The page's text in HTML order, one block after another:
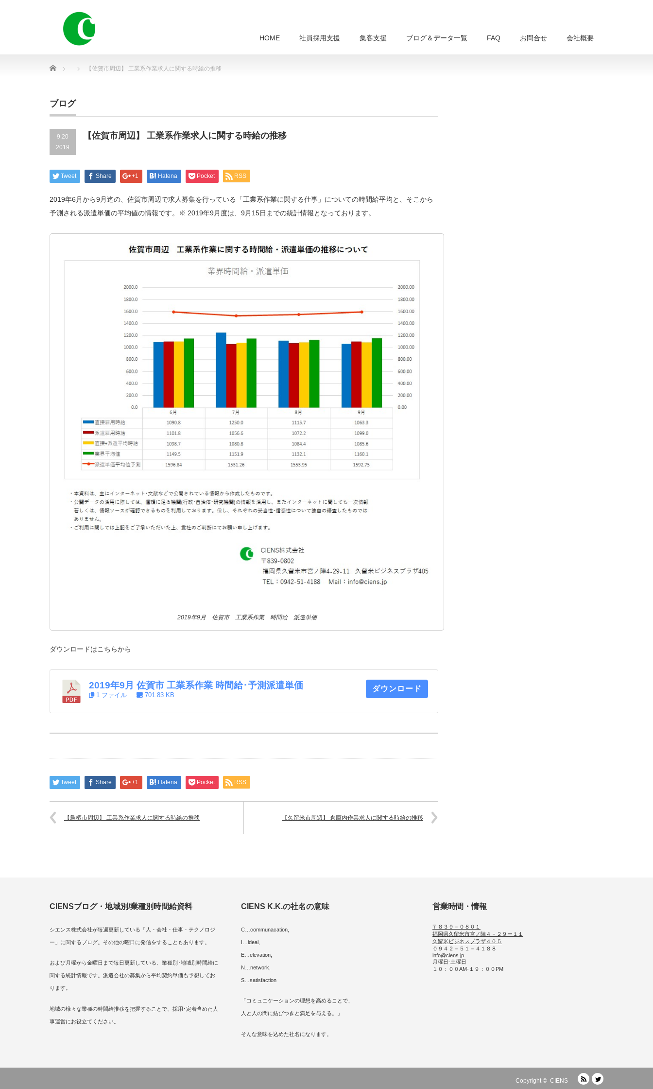
HOME 社員採用支援 集客支援 ブログ＆データ一覧 FAQ お問合せ 会社概要
Home 【佐賀市周辺】 工業系作業求人に関する時給の推移
ブログ
9.20
2019
【佐賀市周辺】 工業系作業求人に関する時給の推移
Tweet Share +1 Hatena Pocket RSS
2019年6月から9月迄の、佐賀市周辺で求人募集を行っている「工業系作業に関する仕事」についての時間給平均と、そこから
予測される派遣単価の平均値の情報です。※ 2019年9月度は、9月15日までの統計情報となっております。
2019年9月 佐賀市 工業系作業 時間給 派遣単価
ダウンロードはこちらから
2019年9月 佐賀市 工業系作業 時間給･予測派遣単価
1 ファイル 701.83 KB
ダウンロード
Tweet Share +1 Hatena Pocket RSS
【鳥栖市周辺】 工業系作業求人に関する時給の推移 【久留米市周辺】 倉庫内作業求人に関する時給の推移
CIENSブログ・地域別/業種別時間給資料
シエンス株式会社が毎週更新している「人・会社・仕事・テクノロジ
ー」に関するブログ。その他の曜日に発信をすることもあります。
および月曜から金曜日まで毎日更新している、業種別･地域別時間給に
関する統計情報です。派遣会社の募集から平均契約単価も予想してお
ります。
地域の様々な業種の時間給推移を把握することで、採用･定着含めた人
事運営にお役立てください。
CIENS K.K.の社名の意味
C…communacation,
I…ideal,
E…elevation,
N…network,
S…satisfaction
「コミュニケーションの理想を高めることで、
人と人の間に結びつきと満足を与える。」
そんな意味を込めた社名になります。
営業時間・情報
〒８３９－０８０１
福岡県久留米市宮ノ陣４－２９ー１１
久留米ビジネスプラザ４０５
０９４２－５１－４１８８
info@ciens.jp
月曜日-土曜日
１０：００AM-１９：００PM
Copyright © CIENS